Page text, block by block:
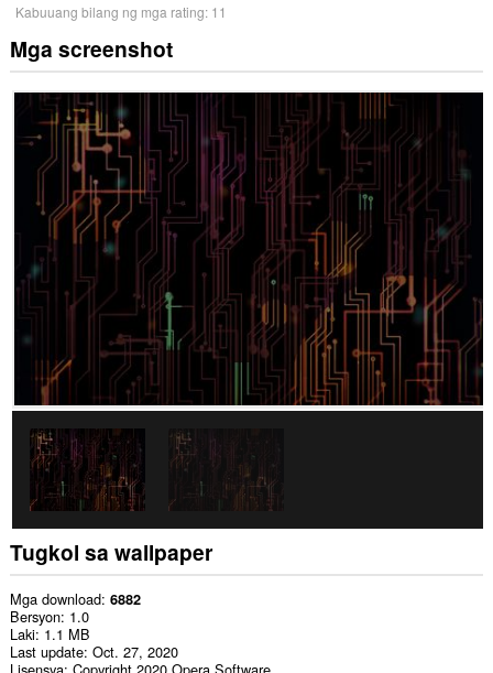
Kabuuang bilang ng mga rating: 11
Mga screenshot
Tugkol sa wallpaper
Mga download 6882
Bersyon 1.0
Laki 1.1 MB
Last update Oct. 27, 2020
Lisensya Copyright 2020 Opera Software